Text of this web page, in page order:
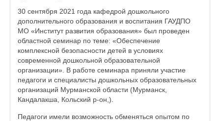
30 сентября 2021 года кафедрой дошкольного
дополнительного образования и воспитания ГАУДПО
МО «Институт развития образования» был проведен
областной семинар по теме: «Обеспечение
комплексной безопасности детей в условиях
современной дошкольной образовательной
организации». В работе семинара приняли участие
педагоги и специалисты дошкольных образовательных
организаций Мурманской области (Мурманск,
Кандалакша, Кольский р-он,).
Педагоги имели возможность обменяться опытом по